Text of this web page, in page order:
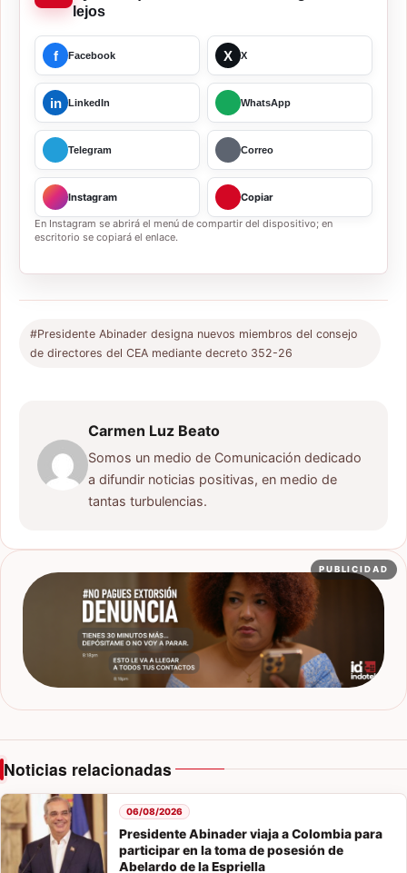
lejos
f Facebook X X
in LinkedIn WhatsApp
Telegram Correo
Instagram Copiar
En Instagram se abrirá el menú de compartir del dispositivo; en
escritorio se copiará el enlace.
#Presidente Abinader designa nuevos miembros del consejo
de directores del CEA mediante decreto 352-26
Carmen Luz Beato
Somos un medio de Comunicación dedicado
a difundir noticias positivas, en medio de
tantas turbulencias.
PUBLICIDAD
Noticias relacionadas
Presidente Abinader viaja a Colombia para
participar en la toma de posesión de
Abelardo de la Espriella
06/08/2026